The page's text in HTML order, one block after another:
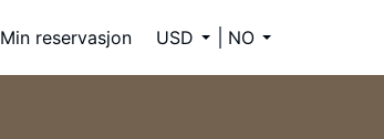
Min reservasjon USD NO